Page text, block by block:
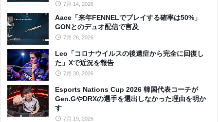
7月 14, 2026
Aace「来年FENNELでプレイする確率は50%」
GONとのデュオ配信で言及
7月 28, 2026
Leo「コロナウイルスの後遺症から完全に回復し
た」Xで近況を報告
7月 30, 2026
Esports Nations Cup 2026 韓国代表コーチが
Gen.GやDRXの選手を選出しなかった理由を明か
す
7月 19, 2026